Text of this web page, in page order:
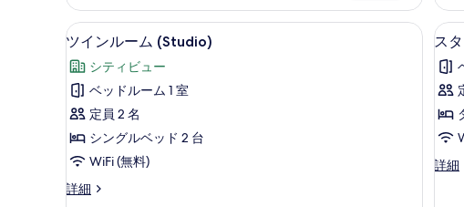
を
表
示
す
る
の
詳
細
て
の
写
真
を
表
示
す
ム
の
詳
細
ツ
イ
ン
ル
ー
ム
(Studio)
の
ツインルーム (Studio) | 低刺激性寝具、
23
ツインルーム (Studio)
シティビュー
ベッドルーム 1 室
定員 2 名
シングルベッド 2 台
WiFi (無料)
詳細
ツ
ス
タ
ジ
オ
の
す
15
ス
詳細
ス